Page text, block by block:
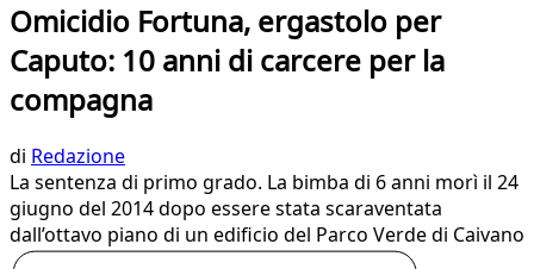
Omicidio Fortuna, ergastolo per
Caputo: 10 anni di carcere per la
compagna
di Redazione
La sentenza di primo grado. La bimba di 6 anni morì il 24
giugno del 2014 dopo essere stata scaraventata
dall’ottavo piano di un edificio del Parco Verde di Caivano